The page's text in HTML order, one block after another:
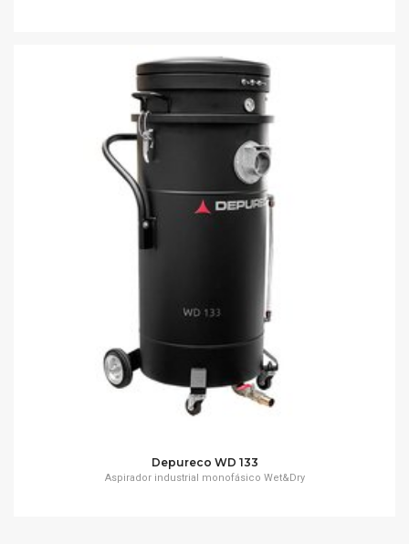
Depureco WD 133
Aspirador industrial monofásico Wet&Dry